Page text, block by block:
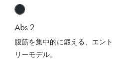
Abs 2
腹筋を集中的に鍛える、エント
リーモデル。